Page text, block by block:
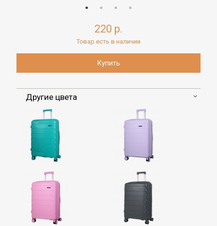
220 р.
Товар есть в наличии
Другие цвета